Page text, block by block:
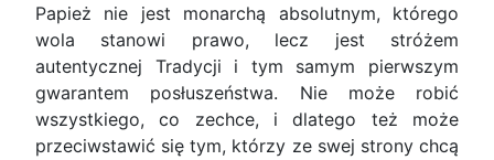
Papież nie jest monarchą absolutnym, którego
wola stanowi prawo, lecz jest stróżem
autentycznej Tradycji i tym samym pierwszym
gwarantem posłuszeństwa. Nie może robić
wszystkiego, co zechce, i dlatego też może
przeciwstawić się tym, którzy ze swej strony chcą